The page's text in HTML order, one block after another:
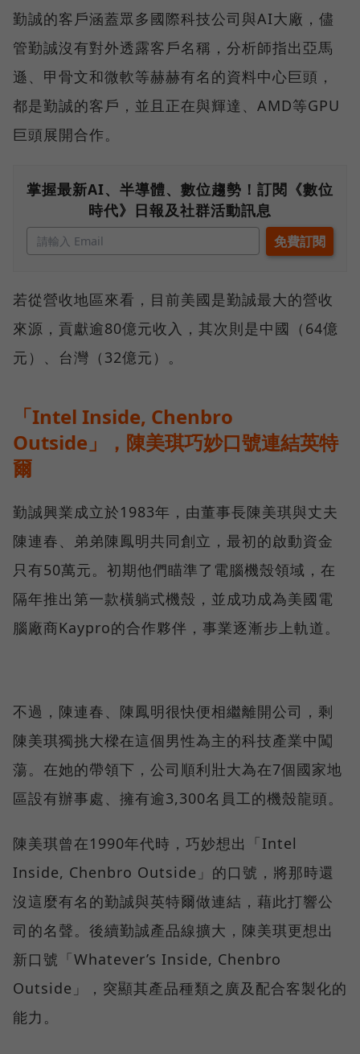
勤誠的客戶涵蓋眾多國際科技公司與AI大廠，儘
管勤誠沒有對外透露客戶名稱，分析師指出亞馬
遜、甲骨文和微軟等赫赫有名的資料中心巨頭，
都是勤誠的客戶，並且正在與輝達、AMD等GPU
巨頭展開合作。
掌握最新AI、半導體、數位趨勢！訂閱《數位
時代》日報及社群活動訊息
若從營收地區來看，目前美國是勤誠最大的營收
來源，貢獻逾80億元收入，其次則是中國（64億
元）、台灣（32億元）。
「Intel Inside, Chenbro
Outside」，陳美琪巧妙口號連結英特
爾
勤誠興業成立於1983年，由董事長陳美琪與丈夫
陳連春、弟弟陳鳳明共同創立，最初的啟動資金
只有50萬元。初期他們瞄準了電腦機殼領域，在
隔年推出第一款橫躺式機殼，並成功成為美國電
腦廠商Kaypro的合作夥伴，事業逐漸步上軌道。
不過，陳連春、陳鳳明很快便相繼離開公司，剩
陳美琪獨挑大樑在這個男性為主的科技產業中闖
蕩。在她的帶領下，公司順利壯大為在7個國家地
區設有辦事處、擁有逾3,300名員工的機殼龍頭。
陳美琪曾在1990年代時，巧妙想出「Intel
Inside, Chenbro Outside」的口號，將那時還
沒這麼有名的勤誠與英特爾做連結，藉此打響公
司的名聲。後續勤誠產品線擴大，陳美琪更想出
新口號「Whatever’s Inside, Chenbro
Outside」，突顯其產品種類之廣及配合客製化的
能力。